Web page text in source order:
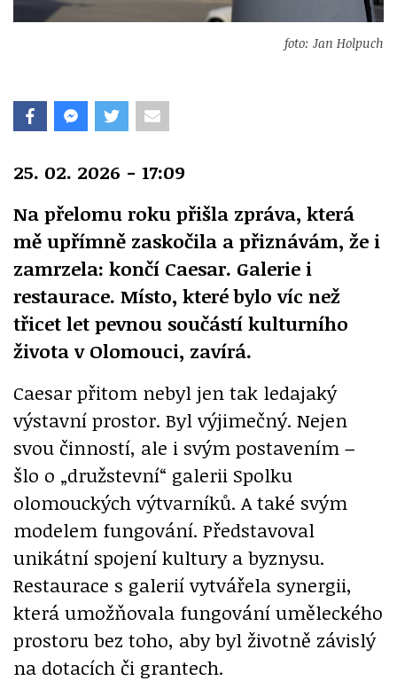
foto: Jan Holpuch
25. 02. 2026 - 17:09
Na přelomu roku přišla zpráva, která
mě upřímně zaskočila a přiznávám, že i
zamrzela: končí Caesar. Galerie i
restaurace. Místo, které bylo víc než
třicet let pevnou součástí kulturního
života v Olomouci, zavírá.
Caesar přitom nebyl jen tak ledajaký
výstavní prostor. Byl výjimečný. Nejen
svou činností, ale i svým postavením –
šlo o „družstevní“ galerii Spolku
olomouckých výtvarníků. A také svým
modelem fungování. Představoval
unikátní spojení kultury a byznysu.
Restaurace s galerií vytvářela synergii,
která umožňovala fungování uměleckého
prostoru bez toho, aby byl životně závislý
na dotacích či grantech.